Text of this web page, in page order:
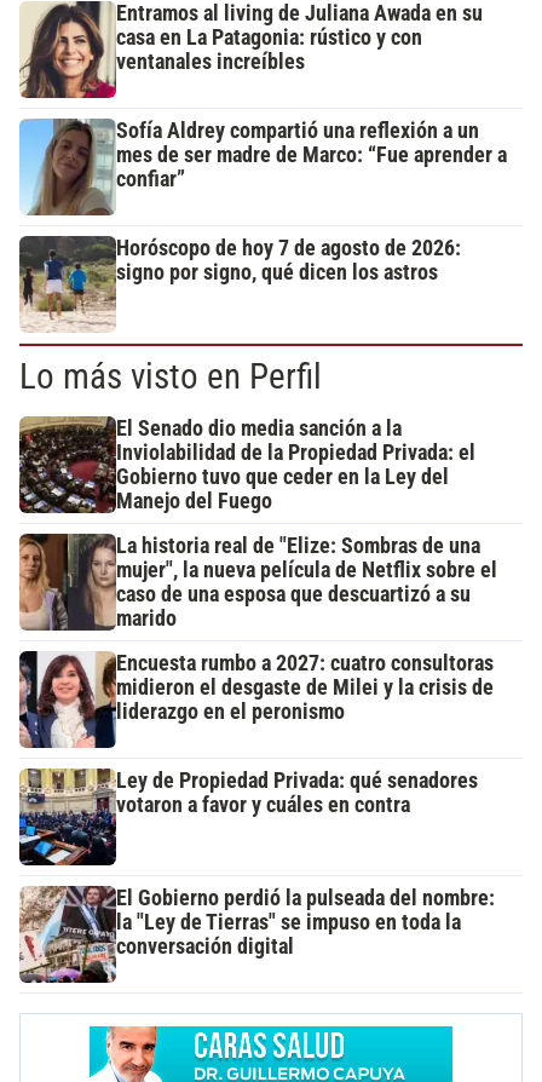
Entramos al living de Juliana Awada en su
casa en La Patagonia: rústico y con
ventanales increíbles
Sofía Aldrey compartió una reflexión a un
mes de ser madre de Marco: “Fue aprender a
confiar”
Horóscopo de hoy 7 de agosto de 2026:
signo por signo, qué dicen los astros
Lo más visto en Perfil
El Senado dio media sanción a la
Inviolabilidad de la Propiedad Privada: el
Gobierno tuvo que ceder en la Ley del
Manejo del Fuego
La historia real de "Elize: Sombras de una
mujer", la nueva película de Netflix sobre el
caso de una esposa que descuartizó a su
marido
Encuesta rumbo a 2027: cuatro consultoras
midieron el desgaste de Milei y la crisis de
liderazgo en el peronismo
Ley de Propiedad Privada: qué senadores
votaron a favor y cuáles en contra
El Gobierno perdió la pulseada del nombre:
la "Ley de Tierras" se impuso en toda la
conversación digital